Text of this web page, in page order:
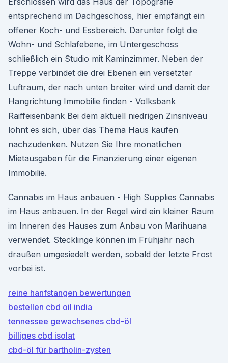
entsprechend im Dachgeschoss, hier empfängt ein
offener Koch- und Essbereich. Darunter folgt die
Wohn- und Schlafebene, im Untergeschoss
schließlich ein Studio mit Kaminzimmer. Neben der
Treppe verbindet die drei Ebenen ein versetzter
Luftraum, der nach unten breiter wird und damit der
Hangrichtung Immobilie finden - Volksbank
Raiffeisenbank Bei dem aktuell niedrigen Zinsniveau
lohnt es sich, über das Thema Haus kaufen
nachzudenken. Nutzen Sie Ihre monatlichen
Mietausgaben für die Finanzierung einer eigenen
Immobilie.
Cannabis im Haus anbauen - High Supplies Cannabis
im Haus anbauen. In der Regel wird ein kleiner Raum
im Inneren des Hauses zum Anbau von Marihuana
verwendet. Stecklinge können im Frühjahr nach
draußen umgesiedelt werden, sobald der letzte Frost
vorbei ist.
reine hanfstangen bewertungen
bestellen cbd oil india
tennessee gewachsenes cbd-öl
billiges cbd isolat
cbd-öl für bartholin-zysten